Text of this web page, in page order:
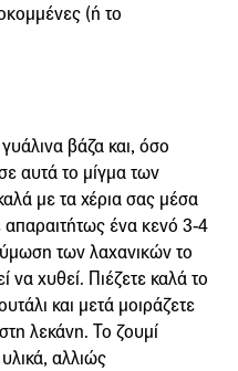
(ή το
βάζα και, όσο
αυτά το μίγμα των
με τα χέρια σας μέσα
ένα κενό 3-4
των λαχανικών το
χυθεί. Πιέζετε καλά το
και μετά μοιράζετε
λεκάνη. Το ζουμί
αλλιώς